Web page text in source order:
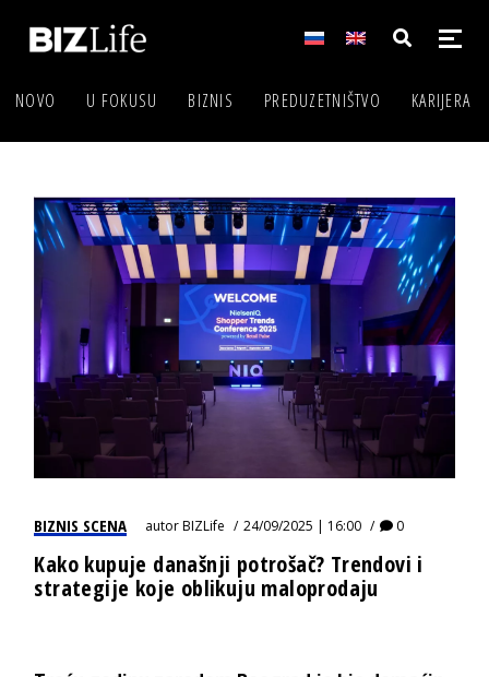
NOVO U FOKUSU BIZNIS PREDUZETNIŠTVO KARIJERA
BIZNIS SCENA autorBIZLife 24/09/2025 | 16:00 0
Kako kupuje današnji potrošač? Trendovi i
strategije koje oblikuju maloprodaju